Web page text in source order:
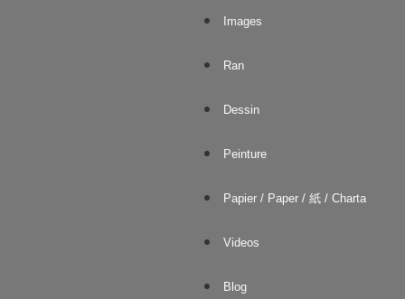
Images
Ran
Dessin
Peinture
Papier / Paper / 紙 / Charta
Videos
Blog